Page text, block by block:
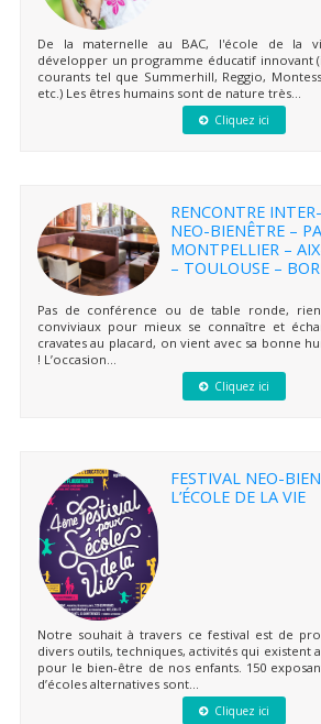
De la maternelle au BAC, l'école de la
développer un programme éducatif innovant
courants tel que Summerhill, Reggio,
etc.) Les êtres humains sont de nature très...
Cliquez ici
RENCONTRE
NEO-BIENÊTRE –
MONTPELLIER –
– TOULOUSE –
Pas de conférence ou de table ronde,
conviviaux pour mieux se connaître et
cravates au placard, on vient avec sa bonne
! L’occasion...
Cliquez ici
FESTIVAL NEO-
L’ÉCOLE DE LA VIE
Notre souhait à travers ce festival est de
divers outils, techniques, activités qui existent
pour le bien-être de nos enfants. 150
d’écoles alternatives sont...
Cliquez ici